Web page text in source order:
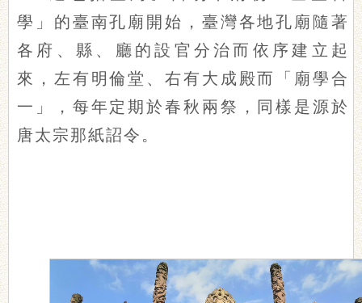
學」的臺南孔廟開始，臺灣各地孔廟隨著
各府、縣、廳的設官分治而依序建立起
來，左有明倫堂、右有大成殿而「廟學合
一」，每年定期於春秋兩祭，同樣是源於
唐太宗那紙詔令。